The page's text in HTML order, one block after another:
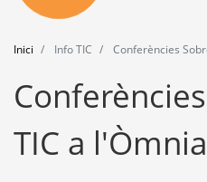
Actualitat
Agenda
Formació
Eines
Inici Info TIC Conferències
TIC a